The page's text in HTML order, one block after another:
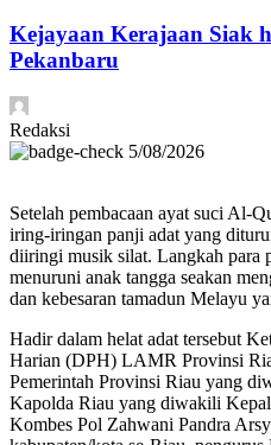
Kejayaan Kerajaan Siak
Pekanbaru
Redaksi
5/08/2026
Setelah pembacaan ayat suci Al-
iring-iringan panji adat yang
diiringi musik silat. Langkah para
menuruni anak tangga seakan
dan kebesaran tamadun Melayu
Hadir dalam helat adat tersebut
Harian (DPH) LAMR Provinsi
Pemerintah Provinsi Riau yang
Kapolda Riau yang diwakili
Kombes Pol Zahwani Pandra